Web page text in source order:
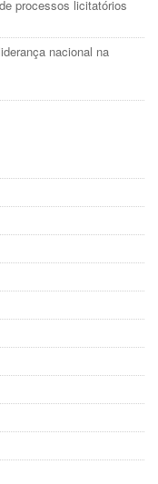
processos licitatórios
nacional na